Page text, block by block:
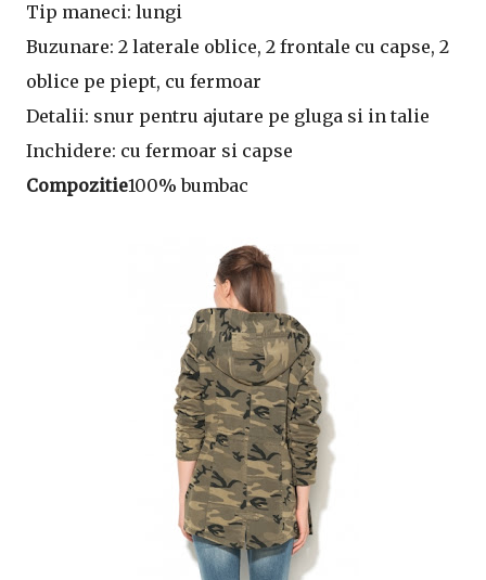
Tip maneci: lungi
Buzunare: 2 laterale oblice, 2 frontale cu capse, 2
oblice pe piept, cu fermoar
Detalii: snur pentru ajutare pe gluga si in talie
Inchidere: cu fermoar si capse
Compozitie100% bumbac